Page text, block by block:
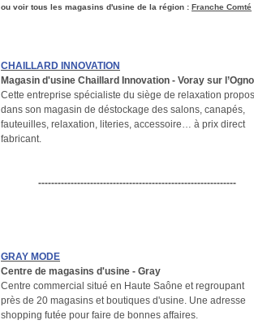
ou voir tous les magasins d'usine de la région : Franche Comté
CHAILLARD INNOVATION
Magasin d'usine Chaillard Innovation - Voray sur
Cette entreprise spécialiste du siège de relaxation
dans son magasin de déstockage des salons, canapés,
fauteuilles, relaxation, literies, accessoire… à prix direct
fabricant.
-------------------------------------------------------------
GRAY MODE
Centre de magasins d'usine - Gray
Centre commercial situé en Haute Saône et regroupant
près de 20 magasins et boutiques d'usine. Une adresse
shopping futée pour faire de bonnes affaires.